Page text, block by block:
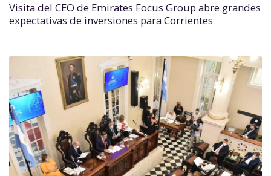
Visita del CEO de Emirates Focus Group abre grandes
expectativas de inversiones para Corrientes